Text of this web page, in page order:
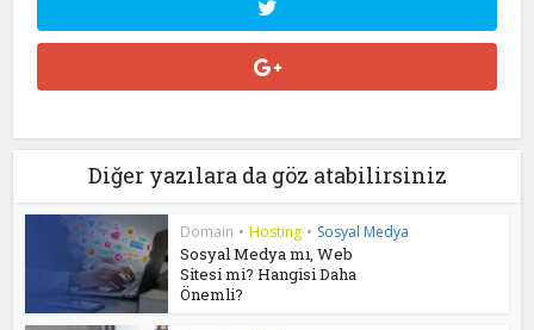
Diğer yazılara da göz atabilirsiniz
Domain • Hosting • Sosyal Medya
Sosyal Medya mı, Web
Sitesi mi? Hangisi Daha
Önemli?